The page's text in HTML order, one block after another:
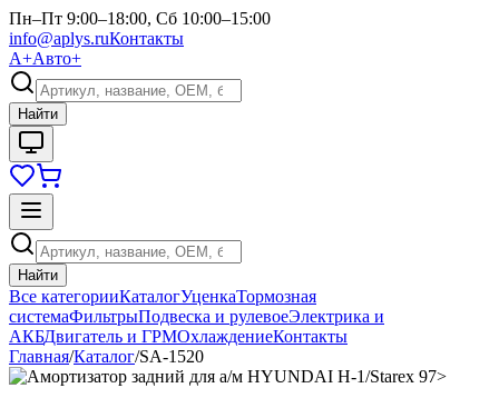
Пн–Пт 9:00–18:00, Сб 10:00–15:00
info@aplys.ruКонтакты
А+Авто+
Найти
Найти
Все категорииКаталогУценкаТормозная
системаФильтрыПодвеска и рулевоеЭлектрика и
АКБДвигатель и ГРМОхлаждениеКонтакты
Главная/Каталог/SA-1520